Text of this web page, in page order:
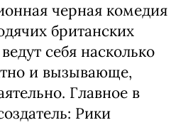
черная комедия
британских
себя насколько
и вызывающе,
Главное в
Рики